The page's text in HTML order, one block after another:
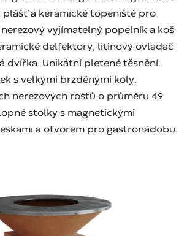
plášť a keramické topeniště pro
vyjímatelný popelník a koš
delfektory, litinový ovladač
dvířka. Unikátní pletené těsnění.
s velkými brzděnými koly.
nerezových roštů o průměru 49
stolky s magnetickými
a otvorem pro gastronádobu.